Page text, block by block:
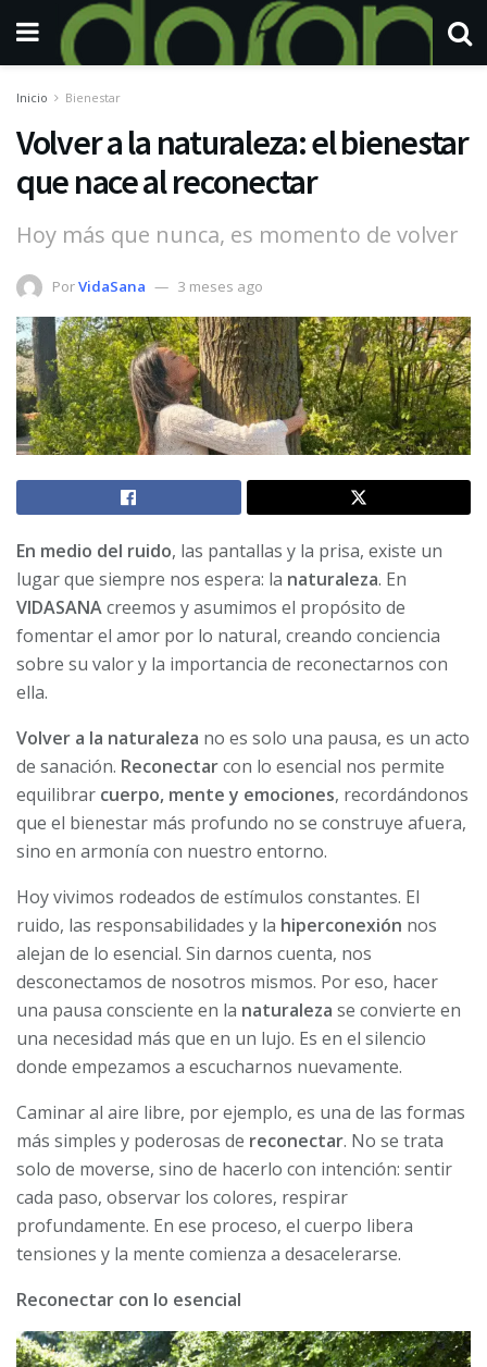
Inicio Bienestar
Volver a la naturaleza: el bienestar
que nace al reconectar
Hoy más que nunca, es momento de volver
PorVidaSana 3 meses ago
En medio del ruido, las pantallas y la prisa, existe un
lugar que siempre nos espera: la naturaleza. En
VIDASANAcreemos y asumimos el propósito de
fomentar el amor por lo natural, creando conciencia
sobre su valor y la importancia de reconectarnos con
ella.
Volver a la naturaleza no es solo una pausa, es un acto
de sanación. Reconectarcon lo esencial nos permite
equilibrar cuerpo, mente y emociones, recordándonos
que el bienestar más profundo no se construye afuera,
sino en armonía con nuestro entorno.
Hoy vivimos rodeados de estímulos constantes. El
ruido, las responsabilidades y la hiperconexión nos
alejan de lo esencial. Sin darnos cuenta, nos
desconectamos de nosotros mismos. Por eso, hacer
una pausa consciente en la naturaleza se convierte en
una necesidad más que en un lujo. Es en el silencio
donde empezamos a escucharnos nuevamente.
Caminar al aire libre, por ejemplo, es una de las formas
más simples y poderosas de reconectar. No se trata
solo de moverse, sino de hacerlo con intención: sentir
cada paso, observar los colores, respirar
profundamente. En ese proceso, el cuerpo libera
tensiones y la mente comienza a desacelerarse.
Reconectar con lo esencial